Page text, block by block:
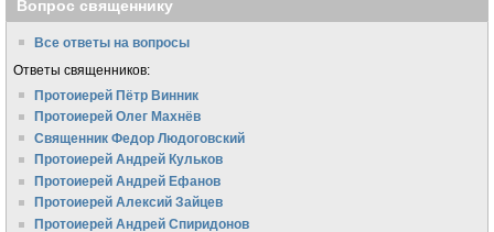
Вопрос священнику
Все ответы на вопросы
Ответы священников:
Протоиерей Пётр Винник
Протоиерей Олег Махнёв
Священник Федор Людоговский
Протоиерей Андрей Кульков
Протоиерей Андрей Ефанов
Протоиерей Алексий Зайцев
Протоиерей Андрей Спиридонов